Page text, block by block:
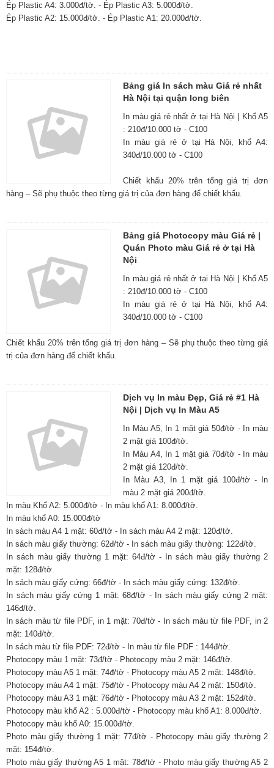
Ép Plastic A4: 3.000đ/tờ. - Ép Plastic A3: 5.000đ/tờ.
Ép Plastic A2: 15.000đ/tờ. - Ép Plastic A1: 20.000đ/tờ.
Bảng giá In sách màu Giá rẻ nhất
Hà Nội tại quận long biên
In màu giá rẻ nhất ở tại Hà Nội | Khổ A5
: 210đ/10.000 tờ - C100
In màu giá rẻ ở tại Hà Nội, khổ A4:
340đ/10.000 tờ - C100
Chiết khấu 20% trên tổng giá trị đơn
hàng – Sẽ phụ thuộc theo từng giá trị của đơn hàng để chiết khấu.
Bảng giá Photocopy màu Giá rẻ |
Quán Photo màu Giá rẻ ở tại Hà
Nội
In màu giá rẻ nhất ở tại Hà Nội | Khổ A5
: 210đ/10.000 tờ - C100
In màu giá rẻ ở tại Hà Nội, khổ A4:
340đ/10.000 tờ - C100
Chiết khấu 20% trên tổng giá trị đơn hàng – Sẽ phụ thuộc theo từng giá
trị của đơn hàng để chiết khấu.
Dịch vụ In màu Đẹp, Giá rẻ #1 Hà
Nội | Dịch vụ In Màu A5
In Màu A5, In 1 mặt giá 50đ/tờ - In màu
2 mặt giá 100đ/tờ.
In Màu A4, In 1 mặt giá 70đ/tờ - In màu
2 mặt giá 120đ/tờ.
In Màu A3, In 1 mặt giá 100đ/tờ - In
màu 2 mặt giá 200đ/tờ.
In màu Khổ A2: 5.000đ/tờ - In màu khổ A1: 8.000đ/tờ.
In màu khổ A0: 15.000đ/tờ
In sách màu A4 1 mặt: 60đ/tờ - In sách màu A4 2 mặt: 120đ/tờ.
In sách màu giấy thường: 62đ/tờ - In sách màu giấy thường: 122đ/tờ.
In sách màu giấy thường 1 mặt: 64đ/tờ - In sách màu giấy thường 2
mặt: 128đ/tờ.
In sách màu giấy cứng: 66đ/tờ - In sách màu giấy cứng: 132đ/tờ.
In sách màu giấy cứng 1 mặt: 68đ/tờ - In sách màu giấy cứng 2 mặt:
146đ/tờ.
In sách màu từ file PDF, in 1 mặt: 70đ/tờ - In sách màu từ file PDF, in 2
mặt: 140đ/tờ.
In sách màu từ file PDF: 72đ/tờ - In màu từ file PDF : 144đ/tờ.
Photocopy màu 1 mặt: 73đ/tờ - Photocopy màu 2 mặt: 146đ/tờ.
Photocopy màu A5 1 mặt: 74đ/tờ - Photocopy màu A5 2 mặt: 148đ/tờ.
Photocopy màu A4 1 mặt: 75đ/tờ - Photocopy màu A4 2 mặt: 150đ/tờ.
Photocopy màu A3 1 mặt: 76đ/tờ - Photocopy màu A3 2 mặt: 152đ/tờ.
Photocopy màu khổ A2 : 5.000đ/tờ - Photocopy màu khổ A1: 8.000đ/tờ.
Photocopy màu khổ A0: 15.000đ/tờ.
Photo màu giấy thường 1 mặt: 77đ/tờ - Photocopy màu giấy thường 2
mặt: 154đ/tờ.
Photo màu giấy thường A5 1 mặt: 78đ/tờ - Photo màu giấy thường A5 2